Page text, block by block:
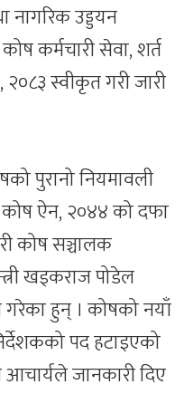
नागरिक उड्डयन
कर्मचारी सेवा, शर्त
स्वीकृत गरी जारी
पुरानो नियमावली
कोष ऐन, २०४४ को दफा
कोष सञ्चालक
खड्कराज पोडेल
हुन् । कोषको नयाँ
पद हटाइएको
आचार्यले जानकारी दिए